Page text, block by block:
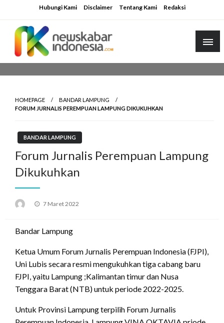
to
content
Hubungi Kami Disclaimer Tentang Kami Redaksi
HOMEPAGE
BANDAR LAMPUNG
FORUM JURNALIS PEREMPUAN LAMPUNG DIKUKUHKAN
BANDAR LAMPUNG
Forum Jurnalis Perempuan Lampung
Dikukuhkan
Posted
7 Maret 2022
Bandar Lampung
Ketua Umum Forum Jurnalis Perempuan Indonesia (FJPI),
Uni Lubis secara resmi mengukuhkan tiga cabang baru
FJPI, yaitu Lampung ;Kalimantan timur dan Nusa
Tenggara Barat (NTB) untuk periode 2022-2025.
Untuk Provinsi Lampung terpilih Forum Jurnalis